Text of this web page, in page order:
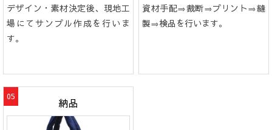
デザイン・素材決定後、現地工
場にてサンプル作成を行いま
す。
資材手配⇒裁断⇒プリント⇒縫
製⇒検品を行います。
納品